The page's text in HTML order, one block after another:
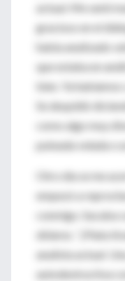
actual. Me sentí
gracioso en el
había analizado
que estaba en
bien. Ya
Se despidió
como algo muy
puteada velada o
Otro día se me
empezó a
conmigo. Sacaba
dólares. “¡Plata
analista actual.
autodestructiva